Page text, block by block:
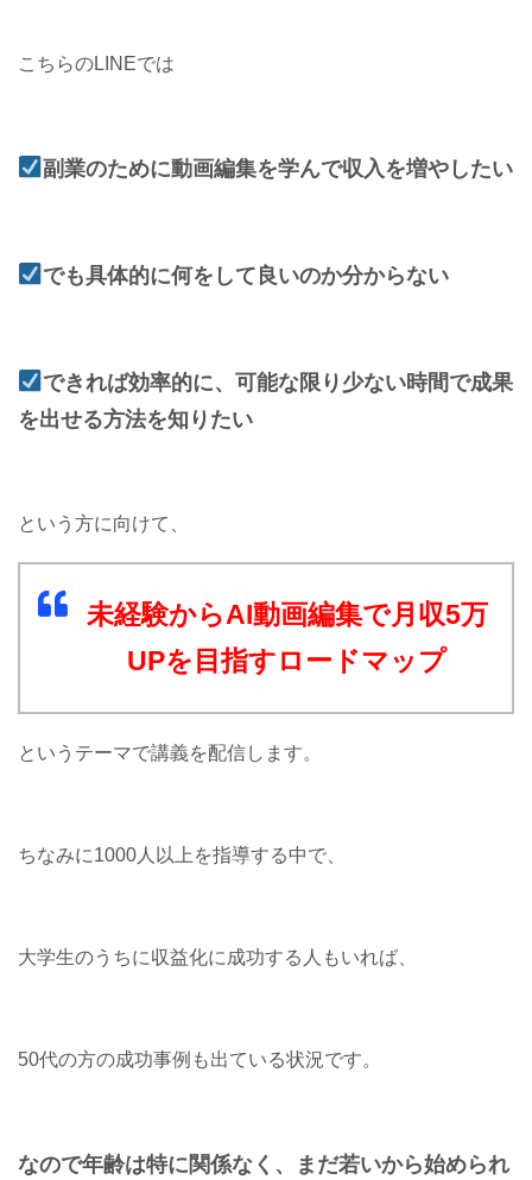
こちらのLINEでは
副業のために動画編集を学んで収入を増やしたい
でも具体的に何をして良いのか分からない
できれば効率的に、可能な限り少ない時間で成果
を出せる方法を知りたい
という方に向けて、
未経験からAI動画編集で月収5万
UPを目指すロードマップ
というテーマで講義を配信します。
ちなみに1000人以上を指導する中で、
大学生のうちに収益化に成功する人もいれば、
50代の方の成功事例も出ている状況です。
なので年齢は特に関係なく、まだ若いから始められ